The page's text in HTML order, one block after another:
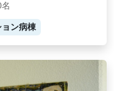
ン病棟